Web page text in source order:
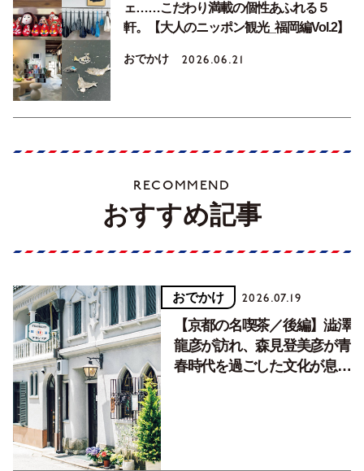
ェ……こだわり満載の個性あふれる５
軒。【大人のニッポン観光_福岡編Vol.2】
おでかけ 2026.06.21
RECOMMEND
おすすめ記事
おでかけ 2026.07.19
【京都の名喫茶／後編】澁澤
龍彦が訪れ、森見登美彦が青
春時代を過ごした文化が息づ